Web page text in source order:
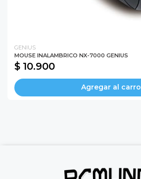
GENIUS
MOUSE INALAMBRICO NX-7000 GENIUS
$ 10.900
Agregar al carro